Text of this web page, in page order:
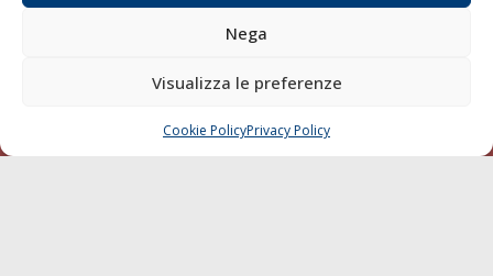
Nega
Visualizza le preferenze
Cookie PolicyPrivacy Policy
Privacy Policy
born inMaMaStudiOs
CHIAMA SCRIVI